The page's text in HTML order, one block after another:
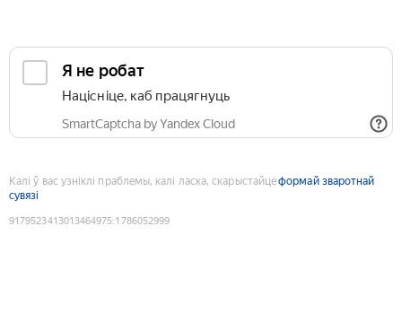
Я не робат
Націсніце, каб працягнуць
SmartCaptcha by Yandex Cloud
Калі ў вас узніклі праблемы, калі ласка, скарыстайцеформай зваротнай
сувязі
9179523413013464975:1786052999